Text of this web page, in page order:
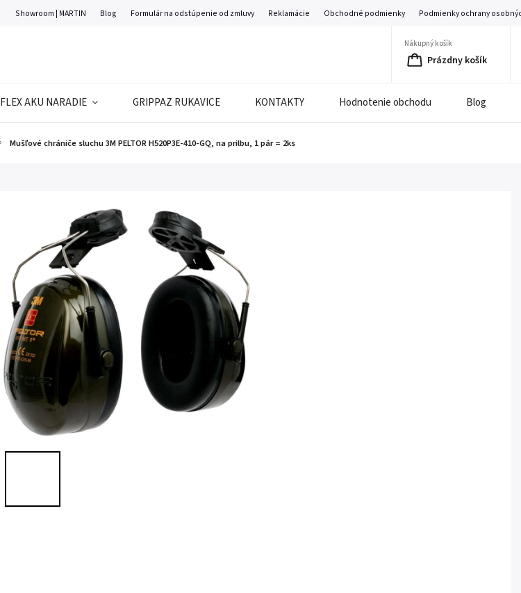
Showroom | MARTIN Blog Formulár na odstúpenie od zmluvy Reklamácie Obchodné podmienky Podmienky ochrany
Nákupný košík
Prázdny košík
FLEX AKU NARADIE GRIPPAZ RUKAVICE KONTAKTY Hodnotenie obchodu Blog
Mušľové chrániče sluchu 3M PELTOR H520P3E-410-GQ, na prilbu, 1 pár = 2ks